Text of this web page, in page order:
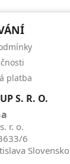
platba
S. R. O.
r. o.
6
Slovensko